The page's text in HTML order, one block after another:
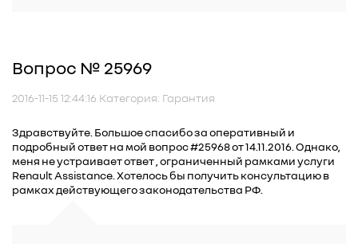
Вопрос № 25969
2016-11-15 12:44:16 Категория: Гарантия
Здравствуйте. Большое спасибо за оперативный и
подробный ответ на мой вопрос #25968 от 14.11.2016. Однако,
меня не устраивает ответ , ограниченный рамками услуги
Renault Assistance. Хотелось бы получить консультацию в
рамках действующего законодательства РФ.